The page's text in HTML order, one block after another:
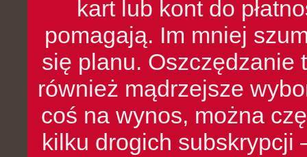
kart lub kont do
pomagają. Im mniej
się planu. Oszczędzanie
również mądrzejsze
coś na wynos, można
kilku drogich subskrypcji